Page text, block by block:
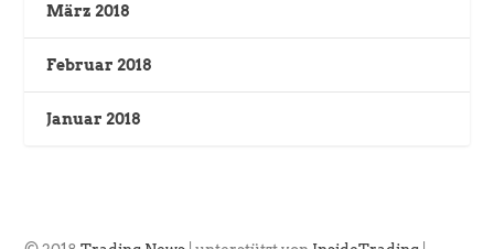
März 2018
Februar 2018
Januar 2018